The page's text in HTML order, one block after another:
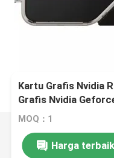
Kartu Grafis Nvidia
Grafis Nvidia
MOQ：1
Harga terbaik